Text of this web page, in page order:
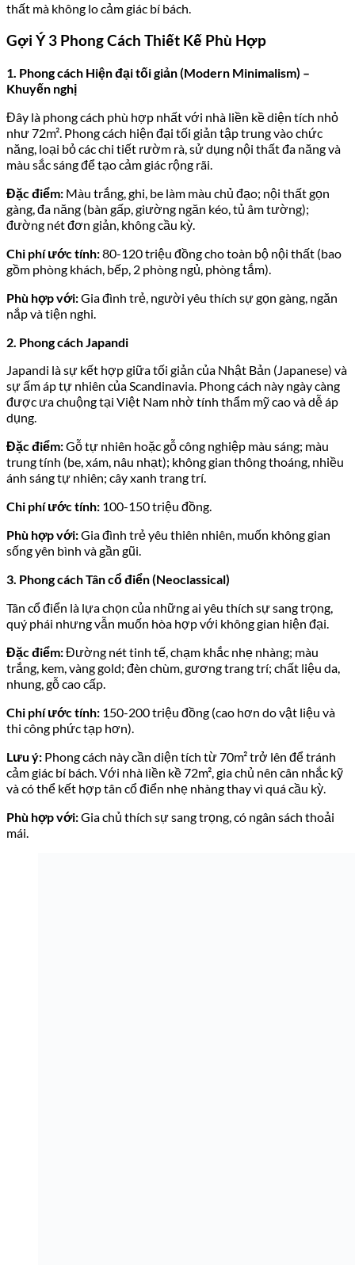
thất mà không lo cảm giác bí bách.
Gợi Ý 3 Phong Cách Thiết Kế Phù Hợp
1. Phong cách Hiện đại tối giản (Modern Minimalism) –
Khuyến nghị
Đây là phong cách phù hợp nhất với nhà liền kề diện tích nhỏ
như 72m². Phong cách hiện đại tối giản tập trung vào chức
năng, loại bỏ các chi tiết rườm rà, sử dụng nội thất đa năng và
màu sắc sáng để tạo cảm giác rộng rãi.
Đặc điểm: Màu trắng, ghi, be làm màu chủ đạo; nội thất gọn
gàng, đa năng (bàn gấp, giường ngăn kéo, tủ âm tường);
đường nét đơn giản, không cầu kỳ.
Chi phí ước tính:80-120 triệu đồng cho toàn bộ nội thất (bao
gồm phòng khách, bếp, 2 phòng ngủ, phòng tắm).
Phù hợp với:Gia đình trẻ, người yêu thích sự gọn gàng, ngăn
nắp và tiện nghi.
2. Phong cách Japandi
Japandi là sự kết hợp giữa tối giản của Nhật Bản (Japanese) và
sự ấm áp tự nhiên của Scandinavia. Phong cách này ngày càng
được ưa chuộng tại Việt Nam nhờ tính thẩm mỹ cao và dễ áp
dụng.
Đặc điểm:Gỗ tự nhiên hoặc gỗ công nghiệp màu sáng; màu
trung tính (be, xám, nâu nhạt); không gian thông thoáng, nhiều
ánh sáng tự nhiên; cây xanh trang trí.
Chi phí ước tính: 100-150 triệu đồng.
Phù hợp với:Gia đình trẻ yêu thiên nhiên, muốn không gian
sống yên bình và gần gũi.
3. Phong cách Tân cổ điển (Neoclassical)
Tân cổ điển là lựa chọn của những ai yêu thích sự sang trọng,
quý phái nhưng vẫn muốn hòa hợp với không gian hiện đại.
Đặc điểm:Đường nét tinh tế, chạm khắc nhẹ nhàng; màu
trắng, kem, vàng gold; đèn chùm, gương trang trí; chất liệu da,
nhung, gỗ cao cấp.
Chi phí ước tính: 150-200 triệu đồng (cao hơn do vật liệu và
thi công phức tạp hơn).
Lưu ý: Phong cách này cần diện tích từ 70m² trở lên để tránh
cảm giác bí bách. Với nhà liền kề 72m², gia chủ nên cân nhắc kỹ
và có thể kết hợp tân cổ điển nhẹ nhàng thay vì quá cầu kỳ.
Phù hợp với:Gia chủ thích sự sang trọng, có ngân sách thoải
mái.